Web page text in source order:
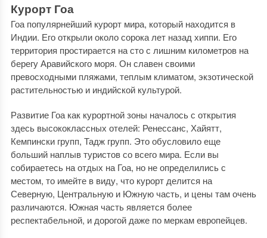
Курорт Гоа
Гоа популярнейший курорт мира, который находится в
Индии. Его открыли около сорока лет назад хиппи. Его
территория простирается на сто с лишним километров на
берегу Аравийского моря. Он славен своими
превосходными пляжами, теплым климатом, экзотической
растительностью и индийской культурой.
Развитие Гоа как курортной зоны началось с открытия
здесь высококлассных отелей: Ренессанс, Хайятт,
Кемпински групп, Тадж групп. Это обусловило еще
больший наплыв туристов со всего мира. Если вы
собираетесь на отдых на Гоа, но не определились с
местом, то имейте в виду, что курорт делится на
Северную, Центральную и Южную часть, и цены там очень
различаются. Южная часть является более
респектабельной, и дорогой даже по меркам европейцев.